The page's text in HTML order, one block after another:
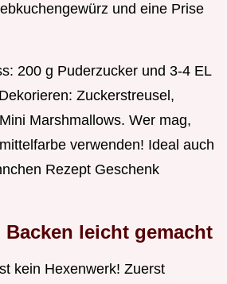
und eine Prise
200 g Puderzucker und 3-4 EL
Zuckerstreusel,
Marshmallows. Wer mag,
verwenden! Ideal auch
Rezept Geschenk
Backen leicht gemacht
kein Hexenwerk! Zuerst